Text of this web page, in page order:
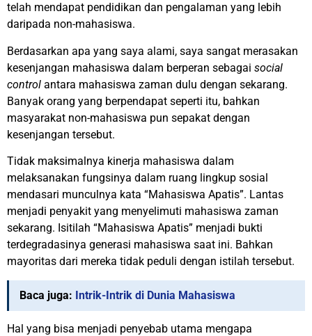
telah mendapat pendidikan dan pengalaman yang lebih
daripada non-mahasiswa.
Berdasarkan apa yang saya alami, saya sangat merasakan
kesenjangan mahasiswa dalam berperan sebagai social
control antara mahasiswa zaman dulu dengan sekarang.
Banyak orang yang berpendapat seperti itu, bahkan
masyarakat non-mahasiswa pun sepakat dengan
kesenjangan tersebut.
Tidak maksimalnya kinerja mahasiswa dalam
melaksanakan fungsinya dalam ruang lingkup sosial
mendasari munculnya kata “Mahasiswa Apatis”. Lantas
menjadi penyakit yang menyelimuti mahasiswa zaman
sekarang. Isitilah “Mahasiswa Apatis” menjadi bukti
terdegradasinya generasi mahasiswa saat ini. Bahkan
mayoritas dari mereka tidak peduli dengan istilah tersebut.
Baca juga: Intrik-Intrik di Dunia Mahasiswa
Hal yang bisa menjadi penyebab utama mengapa